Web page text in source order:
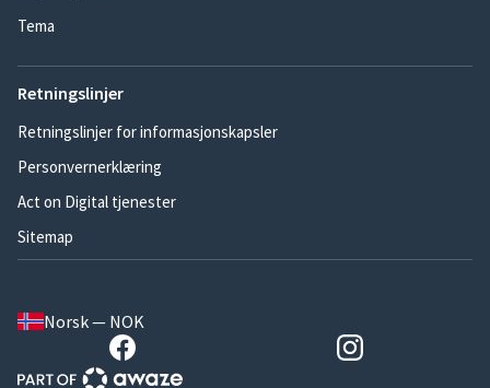
Tema
Retningslinjer
Retningslinjer for informasjonskapsler
Personvernerklæring
Act on Digital tjenester
Sitemap
Norsk — NOK